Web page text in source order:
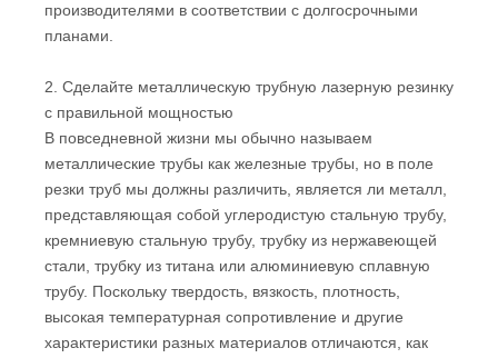
производителями в соответствии с долгосрочными
планами.
2. Сделайте металлическую трубную лазерную резинку
с правильной мощностью
В повседневной жизни мы обычно называем
металлические трубы как железные трубы, но в поле
резки труб мы должны различить, является ли металл,
представляющая собой углеродистую стальную трубу,
кремниевую стальную трубу, трубку из нержавеющей
стали, трубку из титана или алюминиевую сплавную
трубу. Поскольку твердость, вязкость, плотность,
высокая температурная сопротивление и другие
характеристики разных материалов отличаются, как